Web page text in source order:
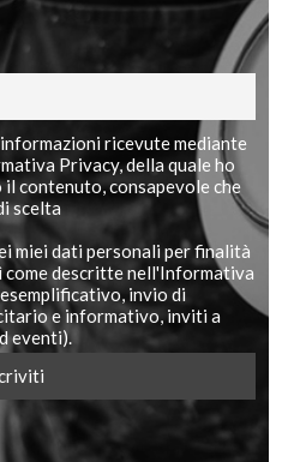
ricevute mediante
Privacy, della quale ho
contenuto, consapevole che
scelta
miei dati personali per finalità
come descritte nell'Informativa
invio di
e informativo, inviti a
eventi).